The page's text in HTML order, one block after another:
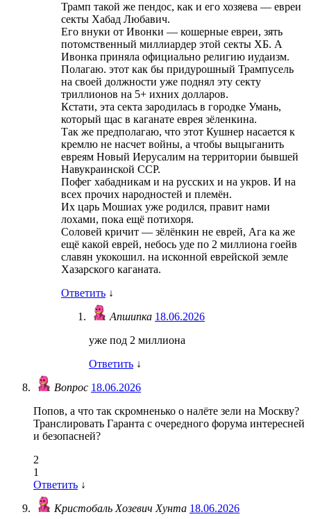
Трамп такой же пендос, как и его хозяева — евреи
секты Хабад Любавич.
Его внуки от Ивонки — кошерные евреи, зять
потомственный миллиардер этой секты ХБ. А
Ивонка приняла официально религию иудаизм.
Полагаю. этот как бы придурошный Трампусель
на своей должности уже поднял эту секту
триллионов на 5+ ихних долларов.
Кстати, эта секта зародилась в городке Умань,
который щас в каганате еврея зёленкина.
Так же предполагаю, что этот Кушнер насается к
кремлю не насчет войны, а чтобы выцыганить
евреям Новый Иерусалим на территории бывшей
Навукраинской ССР.
Пофег хабадникам и на русских и на укров. И на
всех прочих народностей и племён.
Их царь Мошиах уже родился, правит нами
лохами, пока ещё потихоря.
Соловей кричит — зёлёнкин не еврей, Ага ка же
ещё какой еврей, небось уде по 2 миллиона гоейв
славян укокошил. на исконной еврейской земле
Хазарского каганата.
Ответить ↓
Апшипка 18.06.2026
уже под 2 миллиона
Ответить ↓
Вопрос 18.06.2026
Попов, а что так скромненько о налёте зели на Москву?
Транслировать Гаранта с очередного форума интересней
и безопасней?
2
1
Ответить ↓
Кристобаль Хозевич Хунта 18.06.2026